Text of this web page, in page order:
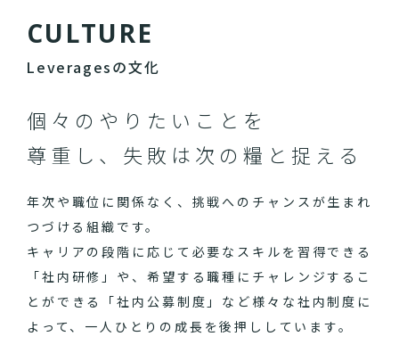
CULTURE
Leveragesの文化
個々のやりたいことを
尊重し、失敗は次の糧と捉える
年次や職位に関係なく、挑戦へのチャンスが生まれ
つづける組織です。
キャリアの段階に応じて必要なスキルを習得できる
「社内研修」や、希望する職種にチャレンジするこ
とができる「社内公募制度」など様々な社内制度に
よって、一人ひとりの成長を後押ししています。